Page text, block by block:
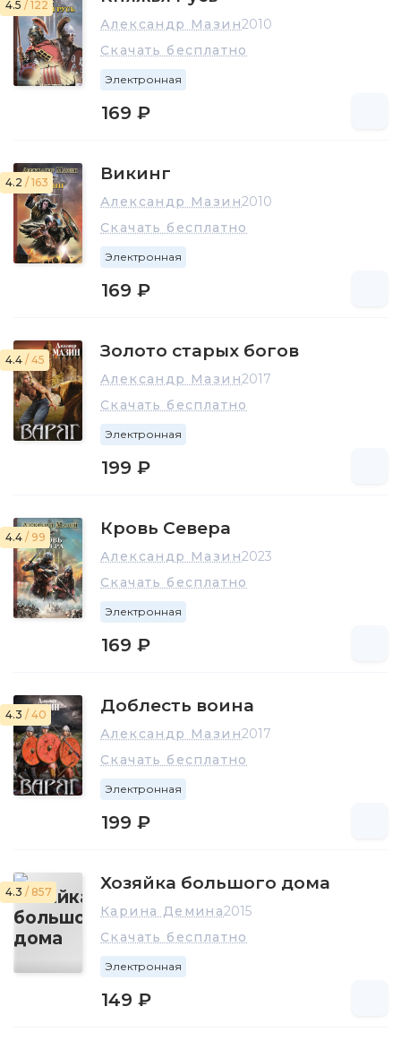
4.5 / 122
Александр Мазин2010
Скачать бесплатно
Электронная
169 ₽
4.2 / 163 Викинг
Александр Мазин2010
Скачать бесплатно
Электронная
169 ₽
4.4 / 45 Золото старых богов
Александр Мазин2017
Скачать бесплатно
Электронная
199 ₽
4.4 / 99 Кровь Севера
Александр Мазин2023
Скачать бесплатно
Электронная
169 ₽
4.3 / 40 Доблесть воина
Александр Мазин2017
Скачать бесплатно
Электронная
199 ₽
4.3 / 857 Хозяйка большого дома
Карина Демина2015
Скачать бесплатно
Электронная
149 ₽